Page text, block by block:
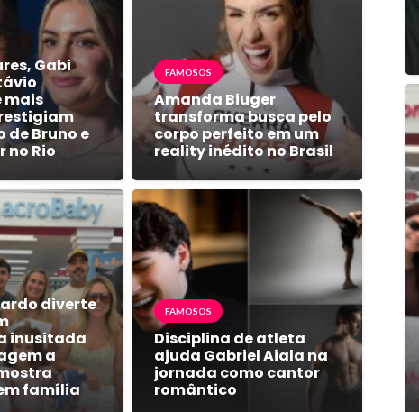
Gabi
mais
de Bruno e
no Rio
FAMOSOS
Amanda Biuger
transforma busca pelo
corpo perfeito em um
reality inédito no Brasil
diverte
inusitada
a
família
FAMOSOS
Disciplina de atleta
ajuda Gabriel Aiala na
jornada como cantor
romântico